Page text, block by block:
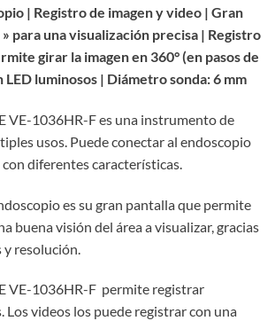
| Registro de imagen y video | Gran
» para una visualización precisa | Registro
girar la imagen en 360° (en pasos de
LED luminosos | Diámetro sonda: 6 mm
VE-1036HR-F es una instrumento de
usos. Puede conectar al endoscopio
diferentes características.
es su gran pantalla que permite
buena visión del área a visualizar, gracias
resolución.
VE-1036HR-F permite registrar
Los videos los puede registrar con una